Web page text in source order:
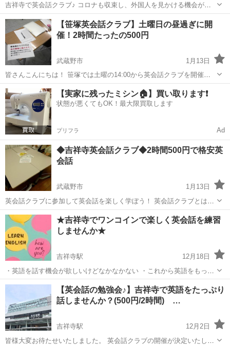
吉祥寺で英会話クラブ♪ コロナも収束し、外国人を見かける機会がと
ても増えましたよね。 英会話クラブは、英会話が学べる英会話サーク
ルです。 参加費500円でお気軽に様々な方と英会話を学ぶことができ
るのです！ ビジネ...
東京 武蔵野市 英語 ワンコイン
【笹塚英会話クラブ】土曜日の昼過ぎに開
催！2時間たったの500円
武蔵野市
1月13日
皆さんこんにちは！ 笹塚では土曜の14:00から英会話クラブを開催し
ています。 いつも違う会場に参加している方も気分転換に違う会場に
足を運んでみるのもおすすめです。 【開催概要】 開催場所：笹塚区民
会館 時間：...
武蔵野市 英語 クラブ
【実家に残ったミシン🏠】買い取ります❗️
状態が悪くてもOK！最大限買取します
プリフラ Ad
◆吉祥寺英会話クラブ◆2時間500円で格安英
会話
武蔵野市
1月13日
英会話クラブに参加して英会話を楽しく学ぼう！ 英会話クラブとは株
式会社GOOVERが展開する全国規模の英会話勉強会です。 ゲームやア
クティビティを通して「話すことに慣れる」というのをメインに活動
しております。 ...
東京 武蔵野市 英語
★吉祥寺でワンコインで楽しく英会話を練習
しませんか★
吉祥寺駅
12月18日
・英語を話す機会が欲しいけどなかなかない ・これから英語をもっと
上達したい ・お友達を作りながら英会話を上達させたい 英会話クラブ
はそんな方にオススメです。 なぜなら...
▽▽▽▽▽▽▽▽▽▽▽▽▽▽▽▽...
東京 武蔵野市 吉祥寺駅 英語 ワンコイン
【英会話の勉強会♪】吉祥寺で英語をたっぷり
話しませんか？(500円/2時間) …
吉祥寺駅
12月2日
皆様大変お待たせいたしました。 英会話クラブの開催が決定いたしま